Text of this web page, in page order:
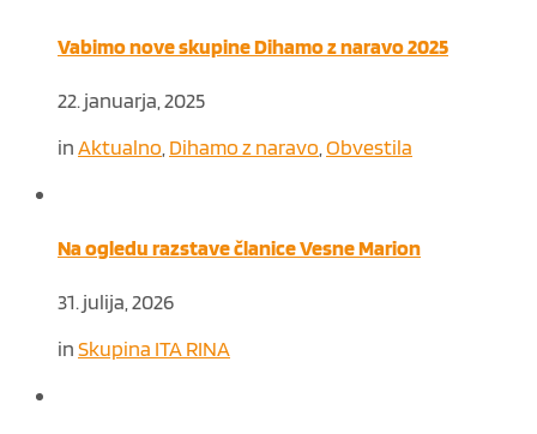
Vabimo nove skupine Dihamo z naravo 2025
22. januarja, 2025
inAktualno Dihamo z naravo Obvestila
Na ogledu razstave članice Vesne Marion
31. julija, 2026
inSkupina ITA RINA